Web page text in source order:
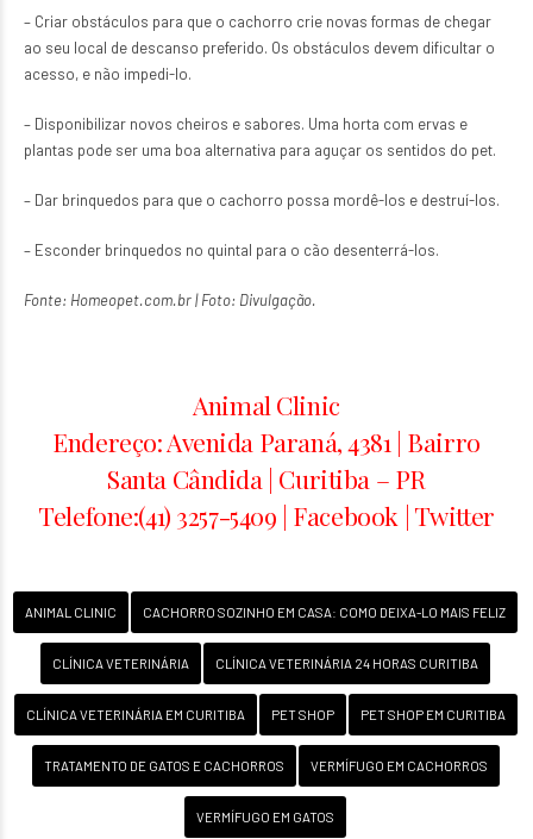
– Criar obstáculos para que o cachorro crie novas formas de chegar
ao seu local de descanso preferido. Os obstáculos devem dificultar o
acesso, e não impedi-lo.
– Disponibilizar novos cheiros e sabores. Uma horta com ervas e
plantas pode ser uma boa alternativa para aguçar os sentidos do pet.
– Dar brinquedos para que o cachorro possa mordê-los e destruí-los.
– Esconder brinquedos no quintal para o cão desenterrá-los.
Fonte: Homeopet.com.br | Foto: Divulgação.
Animal Clinic
Endereço: Avenida Paraná, 4381 | Bairro
Santa Cândida | Curitiba – PR
Telefone:(41) 3257-5409 | Facebook | Twitter
ANIMAL CLINIC CACHORRO SOZINHO EM CASA: COMO DEIXA-LO MAIS FELIZ
CLÍNICA VETERINÁRIA CLÍNICA VETERINÁRIA 24 HORAS CURITIBA
CLÍNICA VETERINÁRIA EM CURITIBA PET SHOP PET SHOP EM CURITIBA
TRATAMENTO DE GATOS E CACHORROS VERMÍFUGO EM CACHORROS
VERMÍFUGO EM GATOS